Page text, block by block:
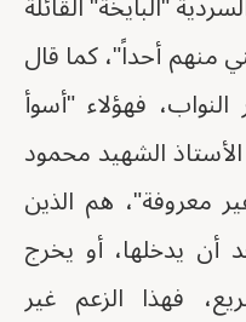
منهم أحداً"، كما قال
فهؤلاء "أسوأ
الشهيد محمود
معروفة"، هم الذين
أن يدخلها، أو يخرج
فهذا الزعم غير